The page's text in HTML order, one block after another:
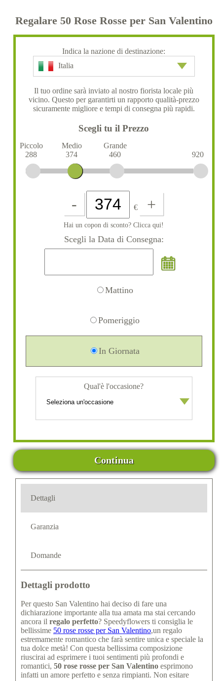
Regalare 50 Rose Rosse per San Valentino
Indica la nazione di destinazione:
Italia
Il tuo ordine sarà inviato al nostro fiorista locale più
vicino. Questo per garantirti un rapporto qualità-prezzo
sicuramente migliore e tempi di consegna più rapidi.
Scegli tu il Prezzo
Piccolo
288
Medio
374
Grande
460
920
- € +
Hai un copon di sconto? Clicca qui!
Scegli la Data di Consegna:
Mattino
Pomeriggio
In Giornata
Qual'è l'occasione?
Continua
Dettagli
Garanzia
Domande
Dettagli prodotto
Per questo San Valentino hai deciso di fare una
dichiarazione importante alla tua amata ma stai cercando
ancora il regalo perfetto? Speedyflowers ti consiglia le
bellissime 50 rose rosse per San Valentino,un regalo
estremamente romantico che farà sentire unica e speciale la
tua dolce metà! Con questa bellissima composizione
riuscirai ad esprimere i tuoi sentimenti più profondi e
romantici, 50 rose rosse per San Valentinoesprimono
infatti un amore perfetto e senza rimpianti. Non esitare